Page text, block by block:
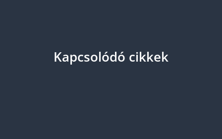
Kapcsolódó cikkek